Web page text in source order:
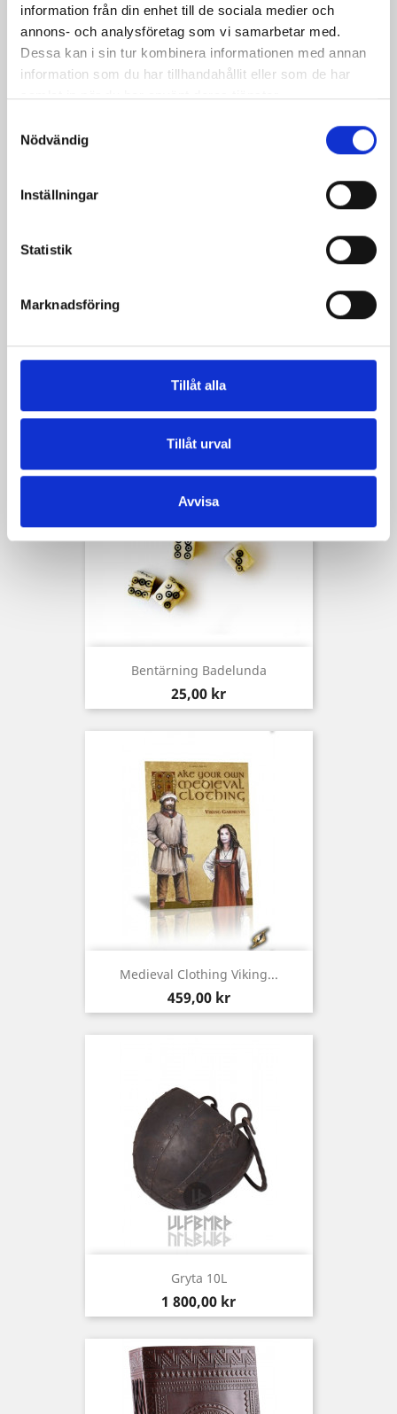
information från din enhet till de sociala medier och
annons- och analysföretag som vi samarbetar med.
Dessa kan i sin tur kombinera informationen med annan
information som du har tillhandahållit eller som de har
samlat in när du har använt deras tjänster.
Nödvändig
Inställningar
Statistik
Marknadsföring
Tillåt alla
Tillåt urval
Avvisa
Trefot 155cm
Pris
Fackelhållare
Pris
200,00 kr
Bentärning Badelunda
Pris
25,00 kr
Medieval Clothing Viking...
Pris
459,00 kr
Gryta 10L
Pris
1 800,00 kr